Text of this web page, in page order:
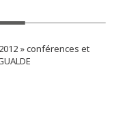
2012 »conférences et